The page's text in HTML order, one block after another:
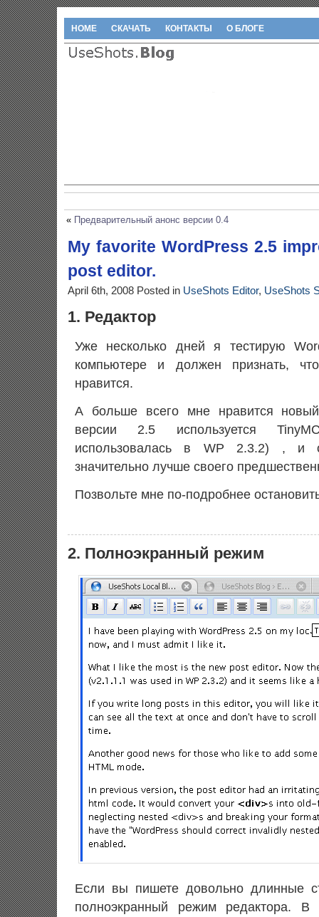
HOME СКАЧАТЬ КОНТАКТЫ О БЛОГЕ
« Предварительный анонс версии 0.4
My favorite WordPress 2.5
post editor.
April 6th, 2008 Posted in UseShots Editor, UseShots
1. Редактор
Уже несколько дней я тестирую
компьютере и должен признать,
нравится.
А больше всего мне нравится
версии 2.5 используется
использовалась в WP 2.3.2) , и
значительно лучше своего
Позвольте мне по-подробнее
2. Полноэкранный режим
Если вы пишете довольно длинные
полноэкранный режим редактора. В